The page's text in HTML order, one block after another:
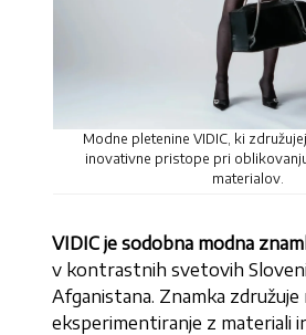
Modne pletenine VIDIC, ki
inovativne pristope pri
materialov.
VIDIC je sodobna modna
v kontrastnih svetovih
Afganistana. Znamka
eksperimentiranje z materiali